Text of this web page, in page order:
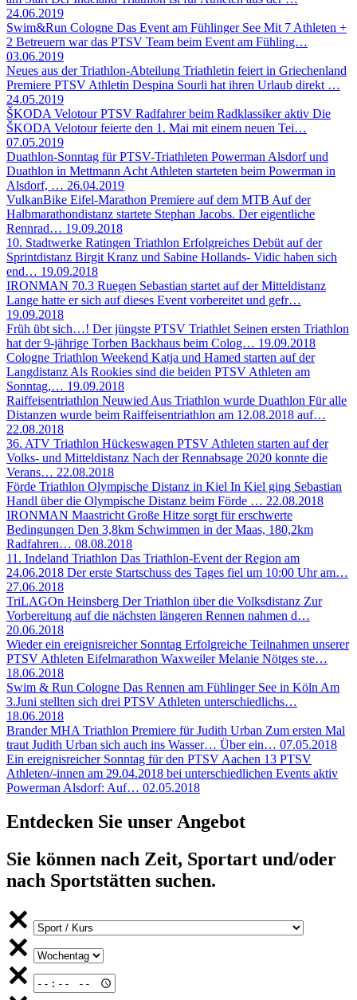
24.06.2019
Swim&Run Cologne Das Event am Fühlinger See Mit 7 Athleten +
2 Betreuern war das PTSV Team beim Event am Fühling…
03.06.2019
Neues aus der Triathlon-Abteilung Triathletin feiert in Griechenland
Premiere PTSV Athletin Despina Sourli hat ihren Urlaub direkt …
24.05.2019
ŠKODA Velotour PTSV Radfahrer beim Radklassiker aktiv Die
ŠKODA Velotour feierte den 1. Mai mit einem neuen Tei…
07.05.2019
Duathlon-Sonntag für PTSV-Triathleten Powerman Alsdorf und
Duathlon in Mettmann Acht Athleten starteten beim Powerman in
Alsdorf, … 26.04.2019
VulkanBike Eifel-Marathon Premiere auf dem MTB Auf der
Halbmarathondistanz startete Stephan Jacobs. Der eigentliche
Rennrad… 19.09.2018
10. Stadtwerke Ratingen Triathlon Erfolgreiches Debüt auf der
Sprintdistanz Birgit Kranz und Sabine Hollands- Vidic haben sich
end… 19.09.2018
IRONMAN 70.3 Ruegen Sebastian startet auf der Mitteldistanz
Lange hatte er sich auf dieses Event vorbereitet und gefr…
19.09.2018
Früh übt sich…! Der jüngste PTSV Triathlet Seinen ersten Triathlon
hat der 9-jährige Torben Backhaus beim Colog… 19.09.2018
Cologne Triathlon Weekend Katja und Hamed starten auf der
Langdistanz Als Rookies sind die beiden PTSV Athleten am
Sonntag,… 19.09.2018
Raiffeisentriathlon Neuwied Aus Triathlon wurde Duathlon Für alle
Distanzen wurde beim Raiffeisentriathlon am 12.08.2018 auf…
22.08.2018
36. ATV Triathlon Hückeswagen PTSV Athleten starten auf der
Volks- und Mitteldistanz Nach der Rennabsage 2020 konnte die
Verans… 22.08.2018
Förde Triathlon Olympische Distanz in Kiel In Kiel ging Sebastian
Handl über die Olympische Distanz beim Förde … 22.08.2018
IRONMAN Maastricht Große Hitze sorgt für erschwerte
Bedingungen Den 3,8km Schwimmen in der Maas, 180,2km
Radfahren… 08.08.2018
11. Indeland Triathlon Das Triathlon-Event der Region am
24.06.2018 Der erste Startschuss des Tages fiel um 10:00 Uhr am…
27.06.2018
TriLAGOn Heinsberg Der Triathlon über die Volksdistanz Zur
Vorbereitung auf die nächsten längeren Rennen nahmen d…
20.06.2018
Wieder ein ereignisreicher Sonntag Erfolgreiche Teilnahmen unserer
PTSV Athleten Eifelmarathon Waxweiler Melanie Nötges ste…
18.06.2018
Swim & Run Cologne Das Rennen am Fühlinger See in Köln Am
3.Juni stellten sich drei PTSV Athleten unterschiedlichs…
18.06.2018
Brander MHA Triathlon Premiere für Judith Urban Zum ersten Mal
traut Judith Urban sich auch ins Wasser… Über ein… 07.05.2018
Ein ereignisreicher Sonntag für den PTSV Aachen 13 PTSV
Athleten/-innen am 29.04.2018 bei unterschiedlichen Events aktiv
Powerman Alsdorf: Auf… 02.05.2018
Entdecken Sie unser Angebot
Sie können nach Zeit, Sportart und/oder
nach Sportstätten suchen.